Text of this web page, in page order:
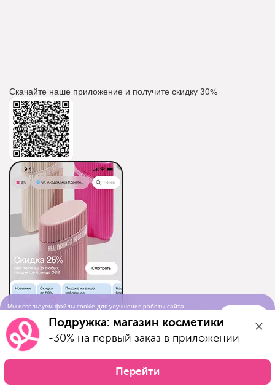
Скачайте наше приложение и получите скидку 30%
Мы используем файлы cookie для улучшения работы сайта.
использования cookie-файловПодружка: магазин косметики
-30% на первый заказ в приложении
Перейти